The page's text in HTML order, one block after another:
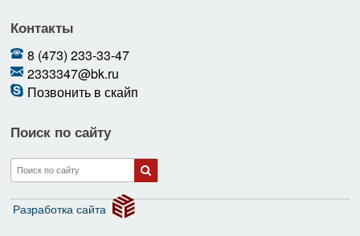
Контакты
8 (473) 233-33-47
2333347@bk.ru
Позвонить в скайп
Поиск по сайту
Разработка сайта